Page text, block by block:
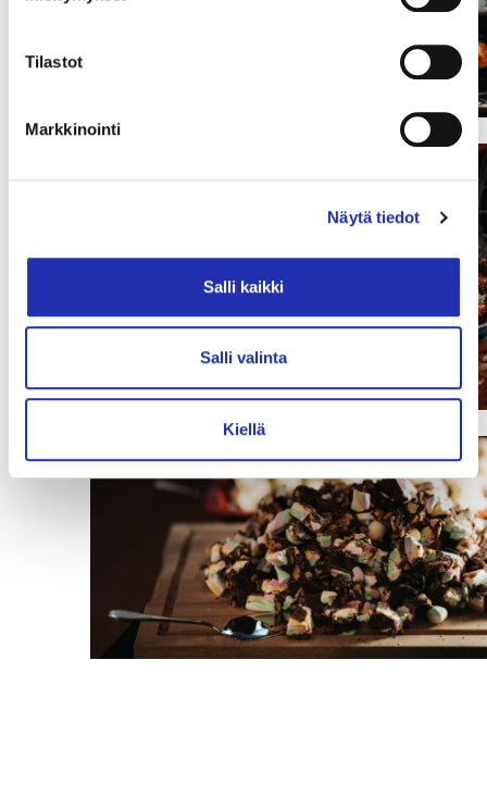
Tilastot
Markkinointi
Näytä tiedot
Salli kaikki
Salli valinta
Kiellä